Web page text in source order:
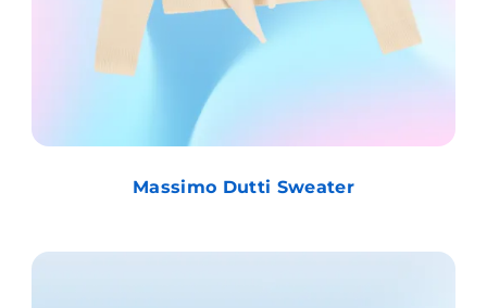
Massimo Dutti Sweater